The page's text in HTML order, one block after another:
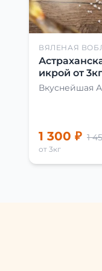
ВЯЛЕНАЯ
икрой от
Вкуснейшая
1 300 ₽ 1
от 3кг